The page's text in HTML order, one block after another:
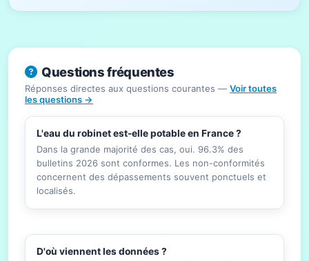
Questions fréquentes
Réponses directes aux questions courantes — Voir toutes
les questions →
L'eau du robinet est-elle potable en France ?
Dans la grande majorité des cas, oui. 96.3% des
bulletins 2026 sont conformes. Les non-conformités
concernent des dépassements souvent ponctuels et
localisés.
D'où viennent les données ?